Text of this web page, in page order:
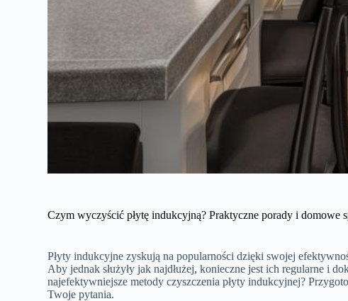
Czym wyczyścić płytę indukcyjną? Praktyczne porady i domowe
Płyty indukcyjne zyskują na popularności dzięki swojej
Aby jednak służyły jak najdłużej, konieczne jest ich regularne i
najefektywniejsze metody czyszczenia płyty indukcyjnej?
Twoje pytania.